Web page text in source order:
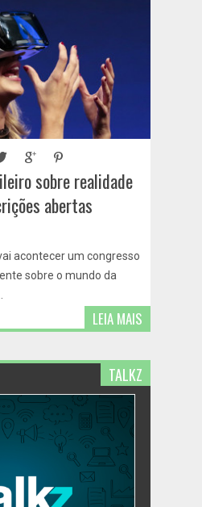
sobre realidade
abertas
acontecer um congresso
sobre o mundo da
LEIA MAIS
TALKZ